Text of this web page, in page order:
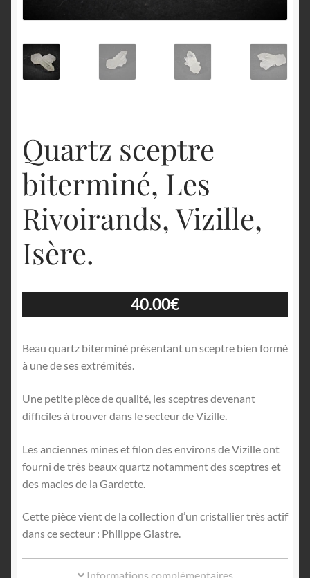
Quartz sceptre
biterminé, Les
Rivoirands, Vizille,
Isère.
40.00€
Beau quartz biterminé présentant un sceptre bien formé
à une de ses extrémités.
Une petite pièce de qualité, les sceptres devenant
difficiles à trouver dans le secteur de Vizille.
Les anciennes mines et filon des environs de Vizille ont
fourni de très beaux quartz notamment des sceptres et
des macles de la Gardette.
Cette pièce vient de la collection d’un cristallier très actif
dans ce secteur : Philippe Glastre.
Informations complémentaires